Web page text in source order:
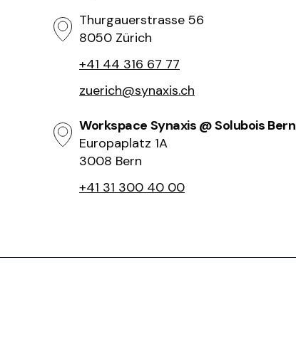
Thurgauerstrasse 56
8050 Zürich
+41 44 316 67 77
zuerich@synaxis.ch
Workspace Synaxis @ Solubois Bern
Europaplatz 1A
3008 Bern
+41 31 300 40 00